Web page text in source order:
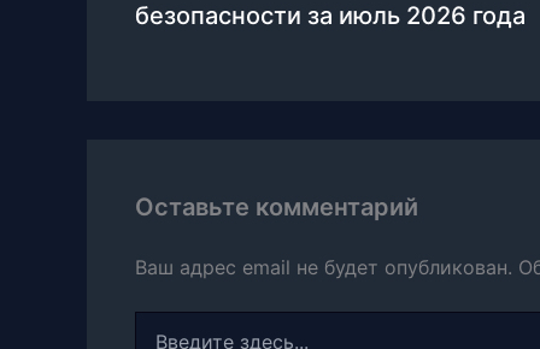
безопасности за июль 2026 года
Оставьте комментарий
Ваш адрес email не будет опубликован.